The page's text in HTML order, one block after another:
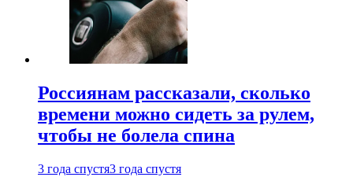
Россиянам рассказали, сколько
времени можно сидеть за рулем,
чтобы не болела спина
3 года спустя3 года спустя